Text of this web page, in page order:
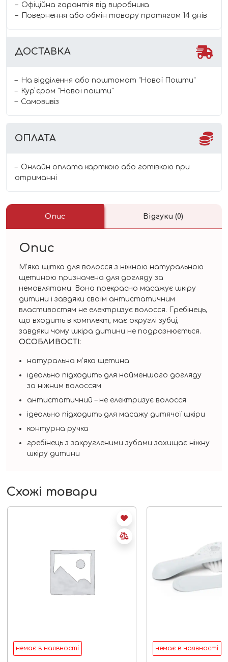
Офіційна гарантія від виробника
Повернення або обмін товару протягом 14 днів
ДОСТАВКА
На відділення або поштомат "Нової Пошти"
Курʼєром "Нової пошти"
Самовивіз
ОПЛАТА
Онлайн оплата карткою або готівкою при
отриманні
Опис Відгуки (0)
Опис
М’яка щітка для волосся з ніжною натуральною
щетиною призначена для догляду за
немовлятами. Вона прекрасно масажує шкіру
дитини і завдяки своїм антистатичним
властивостям не електризує волосся. Гребінець,
що входить в комплект, має округлі зубці,
завдяки чому шкіра дитини не подразнюється.
ОСОБЛИВОСТІ:
натуральна м’яка щетина
ідеально підходить для найменшого догляду
за ніжним волоссям
антистатичний – не електризує волосся
ідеально підходить для масажу дитячої шкіри
контурна ручка
гребінець з закругленими зубами захищає ніжну
шкіру дитини
Схожі товари
немає в наявності немає в наявності